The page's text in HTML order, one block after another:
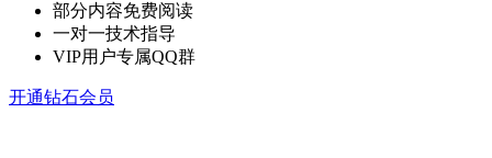
部分内容免费阅读
一对一技术指导
VIP用户专属QQ群
开通钻石会员